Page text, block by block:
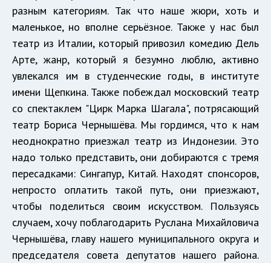
разным категориям. Так что наше жюри, хоть и
маленькое, но вполне серьёзное. Также у нас был
театр из Италии, который привозил комедию Дель
Арте, жанр, который я безумно люблю, активно
увлекался им в студенческие годы, в институте
имени Щепкина. Также побеждал московский театр
со спектаклем "Цирк Марка Шагала", потрясающий
театр Бориса Чернышёва. Мы гордимся, что к нам
неоднократно приезжал театр из Индонезии. Это
надо только представить, они добираются с тремя
пересадками: Сингапур, Китай. Находят спонсоров,
непросто оплатить такой путь, они приезжают,
чтобы поделиться своим искусством. Пользуясь
случаем, хочу поблагодарить Руслана Михайловича
Чернышёва, главу нашего муниципального округа и
председателя совета депутатов нашего района.